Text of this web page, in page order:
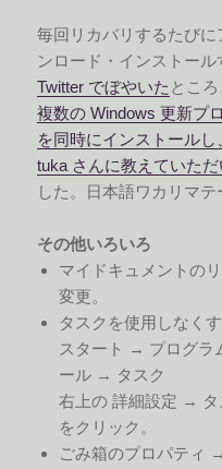
毎回リカバリするたび
ンロード・インストー
Twitter でぼやいた ところ
複数の Windows 更新プ
を同時にインストール
tuka さんに教えていた
した。日本語ワカリマテ
その他いろいろ
マイドキュメントの
変更。
タスクを使用しなくす
スタート → プログ
ール → タスク
右上の 詳細設定 → タ
をクリック。
ごみ箱のプロパティ